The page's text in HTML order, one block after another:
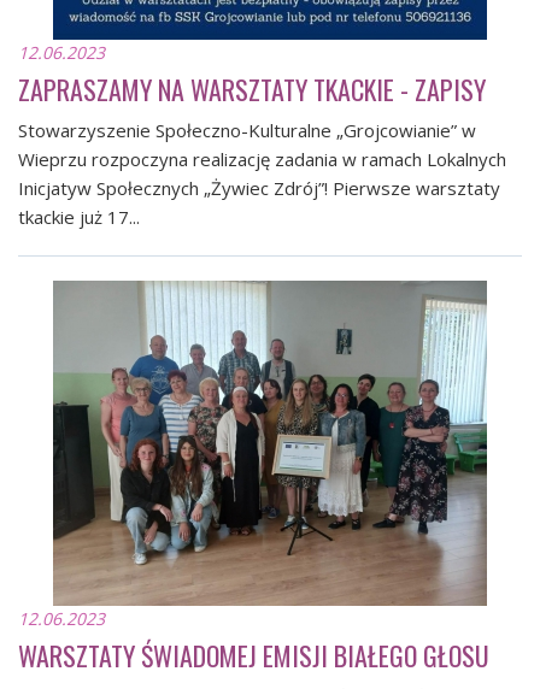
12.06.2023
ZAPRASZAMY NA WARSZTATY TKACKIE - ZAPISY
Stowarzyszenie Społeczno-Kulturalne „Grojcowianie” w
Wieprzu rozpoczyna realizację zadania w ramach Lokalnych
Inicjatyw Społecznych „Żywiec Zdrój”! Pierwsze warsztaty
tkackie już 17...
12.06.2023
WARSZTATY ŚWIADOMEJ EMISJI BIAŁEGO GŁOSU